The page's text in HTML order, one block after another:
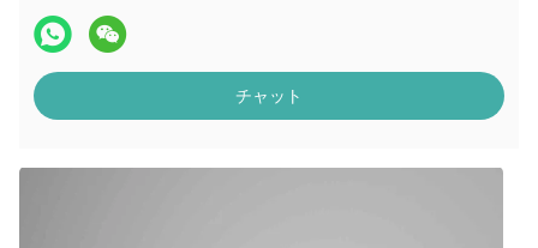
チャット